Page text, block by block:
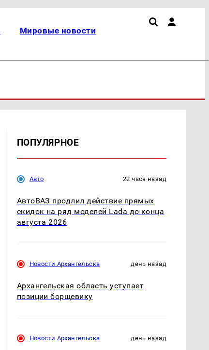
Мировые новости
ПОПУЛЯРНОЕ
Авто 22 часа назад
АвтоВАЗ продлил действие прямых
скидок на ряд моделей Lada до конца
августа 2026
Новости Архангельска день назад
Архангельская область уступает
позиции борщевику
Новости Архангельска день назад